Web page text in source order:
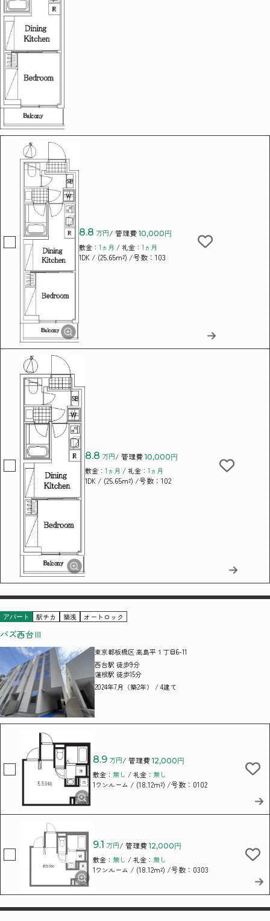
8.8 万円/ 管理費 10,000円
敷金： 1ヵ月 / 礼金： 1ヵ月
1DK / (25.65m²) /号数：103
8.8 万円/ 管理費 10,000円
敷金：1ヵ月 / 礼金：1ヵ月
1DK / (25.65m²) /号数：102
アパート 駅チカ 築浅 オートロック
バズ西台Ⅲ
東京都板橋区 高島平１丁目6-11
西台駅 徒歩9分
蓮根駅 徒歩15分
2024年7月（築2年） / 4建て
8.9 万円/ 管理費 12,000円
敷金： 無し / 礼金： 無し
1ワンルーム / (18.12m²) /号数：0102
9.1 万円/ 管理費 12,000円
敷金： 無し / 礼金： 無し
1ワンルーム / (18.12m²) /号数：0303